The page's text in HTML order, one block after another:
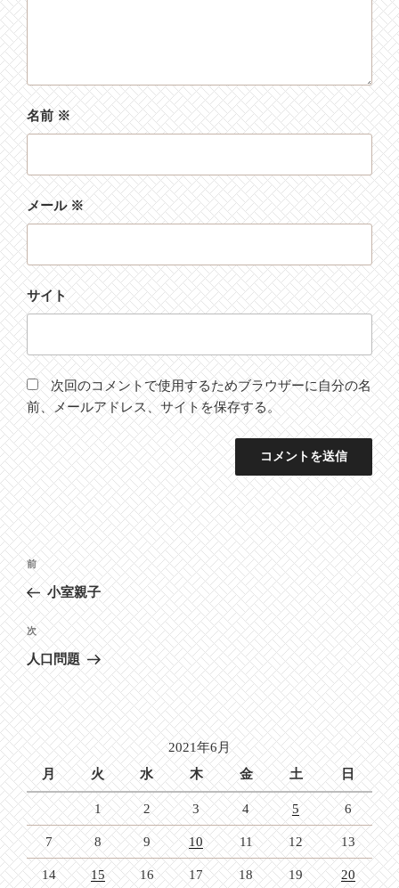
名前※
メール※
サイト
次回のコメントで使用するためブラウザーに自分の名
前、メールアドレス、サイトを保存する。
投
稿
ナ
ビ
ゲ
ー
シ
ョ
ン
前
の
投
稿
前
小室親子
次
の
投
稿
次
人口問題
2021年6月
月
火 水 木 金 土 日
1 2 3 4 5 6
7 8 9 10 11 12 13
14 15 16 17 18 19 20